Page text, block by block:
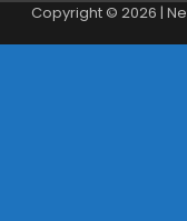
Copyright © 2026 |